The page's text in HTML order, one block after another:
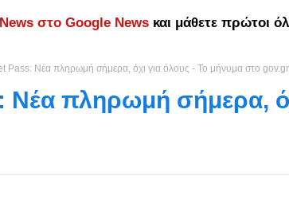
στο Google News και μάθετε πρώτοι
Pass: Νέα πληρωμή σήμερα, όχι για όλους - Το μήνυμα στο gov.gr
Νέα πληρωμή σήμερα,